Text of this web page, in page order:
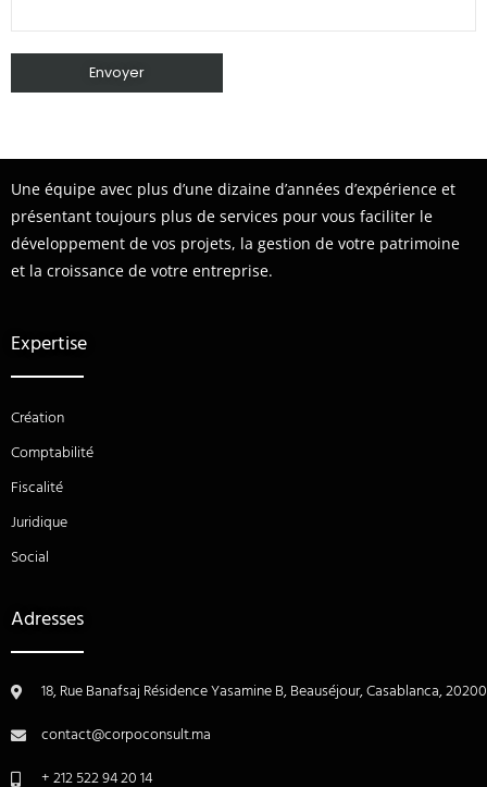
Une équipe avec plus d’une dizaine d’années d’expérience et
présentant toujours plus de services pour vous faciliter le
développement de vos projets, la gestion de votre patrimoine
et la croissance de votre entreprise.
Expertise
Création
Comptabilité
Fiscalité
Juridique
Social
Adresses
18, Rue Banafsaj Résidence Yasamine B, Beauséjour, Casablanca, 20200
contact@corpoconsult.ma
+ 212 522 94 20 14